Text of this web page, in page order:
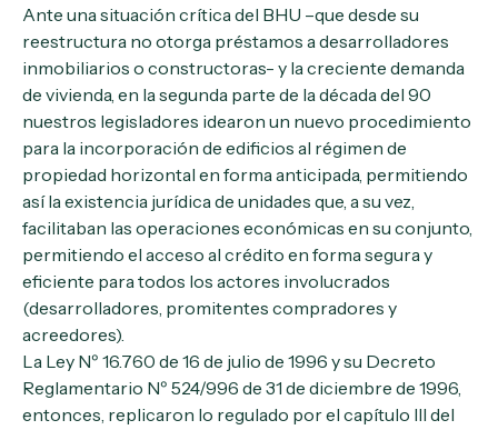
Ante una situación crítica del BHU –que desde su
reestructura no otorga préstamos a desarrolladores
inmobiliarios o constructoras- y la creciente demanda
de vivienda, en la segunda parte de la década del 90
nuestros legisladores idearon un nuevo procedimiento
para la incorporación de edificios al régimen de
propiedad horizontal en forma anticipada, permitiendo
así la existencia jurídica de unidades que, a su vez,
facilitaban las operaciones económicas en su conjunto,
permitiendo el acceso al crédito en forma segura y
eficiente para todos los actores involucrados
(desarrolladores, promitentes compradores y
acreedores).
La Ley Nº 16.760 de 16 de julio de 1996 y su Decreto
Reglamentario Nº 524/996 de 31 de diciembre de 1996,
entonces, replicaron lo regulado por el capítulo III del